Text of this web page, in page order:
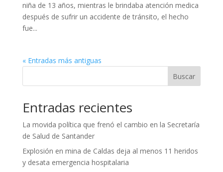
niña de 13 años, mientras le brindaba atención medica
después de sufrir un accidente de tránsito, el hecho
fue...
« Entradas más antiguas
Buscar
Entradas recientes
La movida política que frenó el cambio en la Secretaría
de Salud de Santander
Explosión en mina de Caldas deja al menos 11 heridos
y desata emergencia hospitalaria